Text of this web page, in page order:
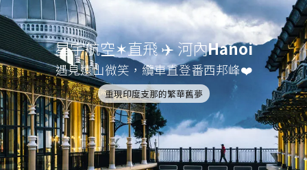
星宇航空✶直飛 ✈️ 河內Hanoi
遇見遠山微笑，纜車直登番西邦峰❤️
重現印度支那的繁華舊夢